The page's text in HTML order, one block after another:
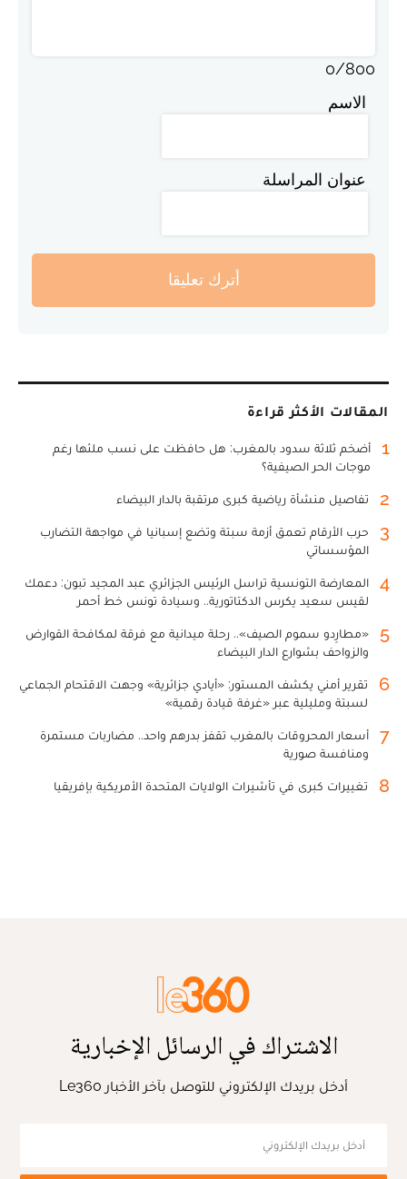
0/800
الاسم
عنوان المراسلة
أترك تعليقا
المقالات الأكثر قراءة
1
أضخم ثلاثة سدود بالمغرب: هل حافظت على نسب ملئها رغم
موجات الحر الصيفية؟
2 تفاصيل منشأة رياضية كبرى مرتقبة بالدار البيضاء
3
حرب الأرقام تعمق أزمة سبتة وتضع إسبانيا في مواجهة التضارب
المؤسساتي
4
المعارضة التونسية تراسل الرئيس الجزائري عبد المجيد تبون: دعمك
لقيس سعيد يكرس الدكتاتورية.. وسيادة تونس خط أحمر
5
«مطارِدو سموم الصيف».. رحلة ميدانية مع فرقة لمكافحة القوارض
والزواحف بشوارع الدار البيضاء
6
تقرير أمني يكشف المستور: «أيادي جزائرية» وجهت الاقتحام الجماعي
لسبتة ومليلية عبر «غرفة قيادة رقمية»
7
أسعار المحروقات بالمغرب تقفز بدرهم واحد.. مضاربات مستمرة
ومنافسة صورية
8 تغييرات كبرى في تأشيرات الولايات المتحدة الأمريكية بإفريقيا
الاشتراك في الرسائل الإخبارية
أدخل بريدك الإلكتروني للتوصل بآخر الأخبار Le360